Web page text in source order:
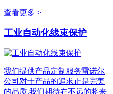
查看更多 >
工业自动化线束保护
我们提供产品定制服务雷诺尔
公司对于产品的追求正是完美
的品质,我们期待在不远的将来